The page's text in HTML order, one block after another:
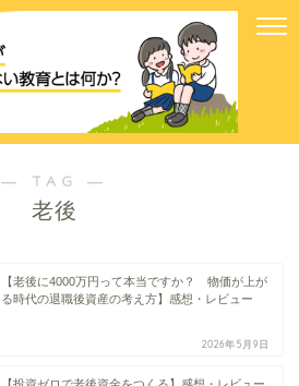
― TAG ―
老後
【老後に4000万円って本当ですか？ 物価が上が
る時代の退職後資産の考え方】感想・レビュー
2026年5月9日